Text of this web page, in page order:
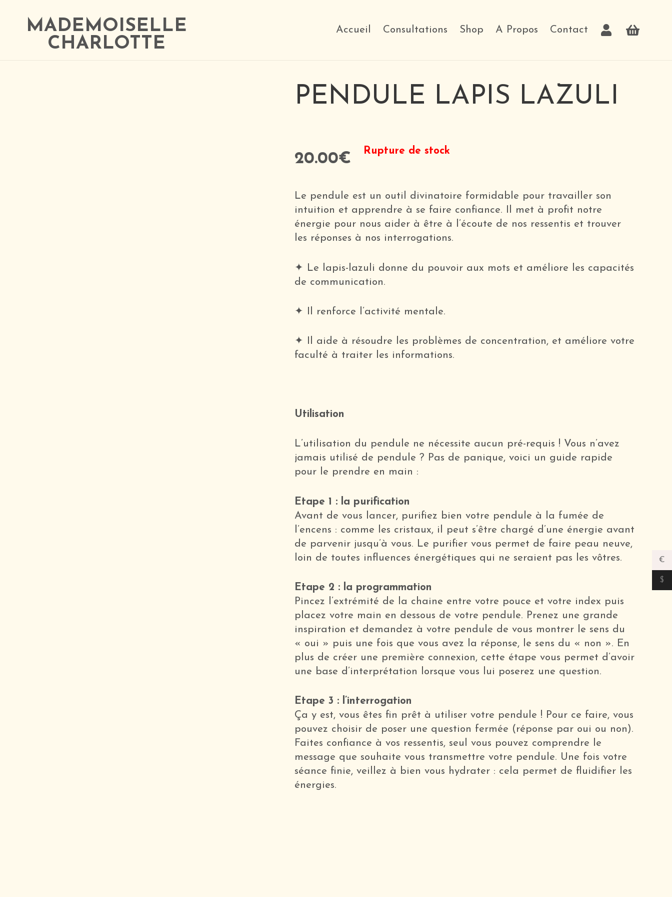
MADEMOISELLE
CHARLOTTE
Accueil Consultations Shop A Propos Contact
PENDULE LAPIS LAZULI
20.00€ Rupture de stock
Le pendule est un outil divinatoire formidable pour travailler son
intuition et apprendre à se faire confiance. Il met à profit notre
énergie pour nous aider à être à l’écoute de nos ressentis et trouver
les réponses à nos interrogations.
✦ Le lapis-lazuli donne du pouvoir aux mots et améliore les capacités
de communication.
✦ Il renforce l’activité mentale.
✦ Il aide à résoudre les problèmes de concentration, et améliore votre
faculté à traiter les informations.
Utilisation
L’utilisation du pendule ne nécessite aucun pré-requis ! Vous n’avez
jamais utilisé de pendule ? Pas de panique, voici un guide rapide
pour le prendre en main :
Etape 1 : la purification
Avant de vous lancer, purifiez bien votre pendule à la fumée de
l’encens : comme les cristaux, il peut s’être chargé d’une énergie avant
de parvenir jusqu’à vous. Le purifier vous permet de faire peau neuve,
loin de toutes influences énergétiques qui ne seraient pas les vôtres.
Etape 2 : la programmation
Pincez l’extrémité de la chaine entre votre pouce et votre index puis
placez votre main en dessous de votre pendule. Prenez une grande
inspiration et demandez à votre pendule de vous montrer le sens du
« oui » puis une fois que vous avez la réponse, le sens du « non ». En
plus de créer une première connexion, cette étape vous permet d’avoir
une base d’interprétation lorsque vous lui poserez une question.
Etape 3 : l’interrogation
Ça y est, vous êtes fin prêt à utiliser votre pendule ! Pour ce faire, vous
pouvez choisir de poser une question fermée (réponse par oui ou non).
Faites confiance à vos ressentis, seul vous pouvez comprendre le
message que souhaite vous transmettre votre pendule. Une fois votre
séance finie, veillez à bien vous hydrater : cela permet de fluidifier les
énergies.
€
$